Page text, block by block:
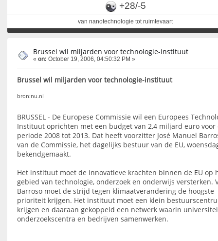
+28/-5
van nanotechnologie tot ruimtevaart
Brussel wil miljarden voor technologie-instituut
« on: October 19, 2006, 04:50:32 PM »
Brussel wil miljarden voor technologie-instituut
bron:nu.nl
BRUSSEL - De Europese Commissie wil een Europees
Instituut oprichten met een budget van 2,4 miljard euro voor
periode 2008 tot 2013. Dat heeft voorzitter José Manuel
van de Commissie, het dagelijks bestuur van de EU,
bekendgemaakt.
Het instituut moet de innovatieve krachten binnen de EU op
gebied van technologie, onderzoek en onderwijs versterken.
Barroso moet de strijd tegen klimaatverandering de hoogste
prioriteit krijgen. Het instituut moet een klein
krijgen en daaraan gekoppeld een netwerk waarin
onderzoekscentra en bedrijven samenwerken.